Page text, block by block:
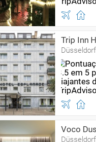
Trip Inn
Düsseldorf
Voco
Düsseldorf